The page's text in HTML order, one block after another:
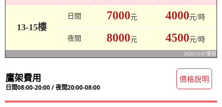
13-15樓
日間 7000元 4000元/時
夜間 8000元 4500元/時
2020/11/07更新
鷹架費用
日間08:00-20:00 / 夜間20:00-08:00
價格說明